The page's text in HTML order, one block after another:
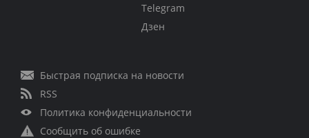
Telegram
Дзен
Быстрая подписка на новости
RSS
Политика конфиденциальности
Сообщить об ошибке